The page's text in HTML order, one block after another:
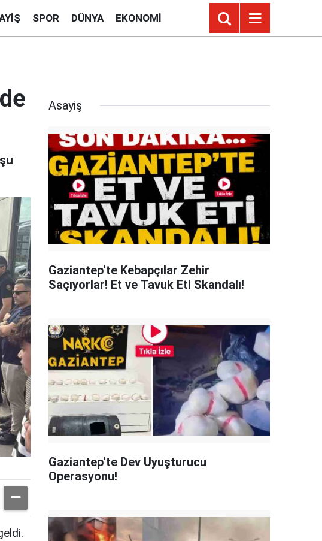
SPOR DÜNYA EKONOMI
Asayiş
Gaziantep'te Kebapçılar Zehir
Saçıyorlar! Et ve Tavuk Eti Skandalı!
Gaziantep'te Dev Uyuşturucu
Operasyonu!